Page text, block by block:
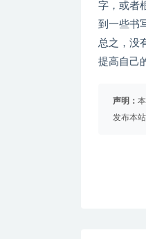
字，或者
到一些书
总之，没
提高自己
声明：
发布本